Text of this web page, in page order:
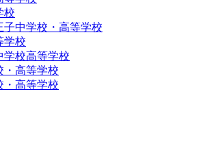
校
子中学校・高等学校
学校
学校高等学校
・高等学校
・高等学校